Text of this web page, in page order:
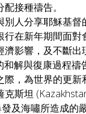
接種禱告。
人分享耶穌基督
行在新年期間面
影響，及不斷出
解與復康過程
，為世界的更
斯坦
及海嘯所造成的